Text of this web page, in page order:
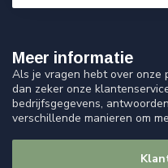
Meer informatie
Als je vragen hebt over onze
dan zeker onze
bedrijfsgegevens,
verschillende manieren om